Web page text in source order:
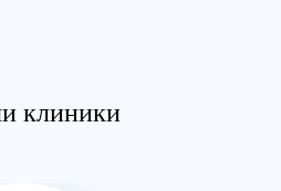
клиники